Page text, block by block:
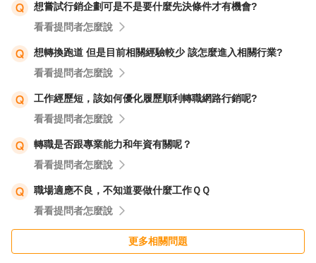
想嘗試行銷企劃可是不是要什麼先決條件才有機會?
看看提問者怎麼說
想轉換跑道 但是目前相關經驗較少 該怎麼進入相關行業?
看看提問者怎麼說
工作經歷短，該如何優化履歷順利轉職網路行銷呢?
看看提問者怎麼說
轉職是否跟專業能力和年資有關呢？
看看提問者怎麼說
職場適應不良，不知道要做什麼工作ＱＱ
看看提問者怎麼說
更多相關問題